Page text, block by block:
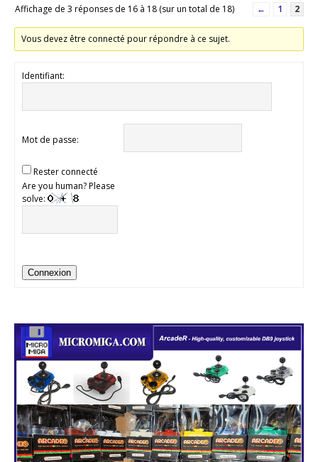
Affichage de 3 réponses de 16 à 18 (sur un total de 18) ← 1 2
Vous devez être connecté pour répondre à ce sujet.
Identifiant:
Mot de passe:
Rester connecté
Are you human? Please
solve:
Connexion